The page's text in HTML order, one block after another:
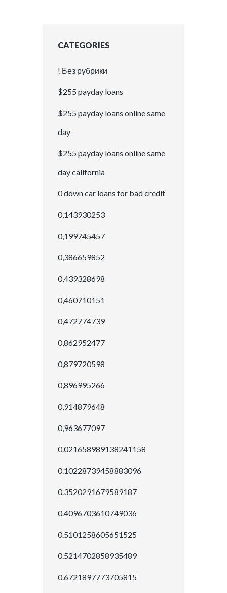
CATEGORIES
! Без рубрики
$255 payday loans
$255 payday loans online same
day
$255 payday loans online same
day california
0 down car loans for bad credit
0,143930253
0,199745457
0,386659852
0,439328698
0,460710151
0,472774739
0,862952477
0,879720598
0,896995266
0,914879648
0,963677097
0.021658989138241158
0.10228739458883096
0.3520291679589187
0.4096703610749036
0.5101258605651525
0.5214702858935489
0.6721897773705815